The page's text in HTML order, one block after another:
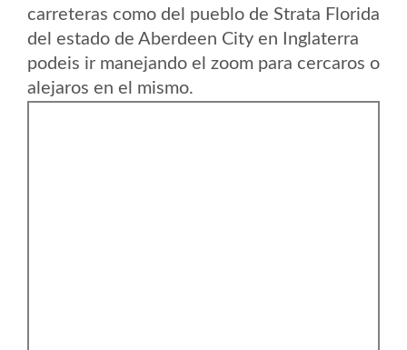
carreteras como del pueblo de Strata Florida
del estado de Aberdeen City en Inglaterra
podeis ir manejando el zoom para cercaros o
alejaros en el mismo.